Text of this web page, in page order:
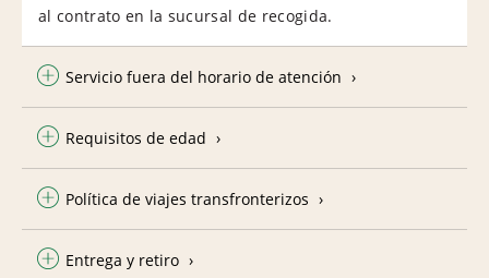
al contrato en la sucursal de recogida.
Servicio fuera del horario de atención
Requisitos de edad
Política de viajes transfronterizos
Entrega y retiro